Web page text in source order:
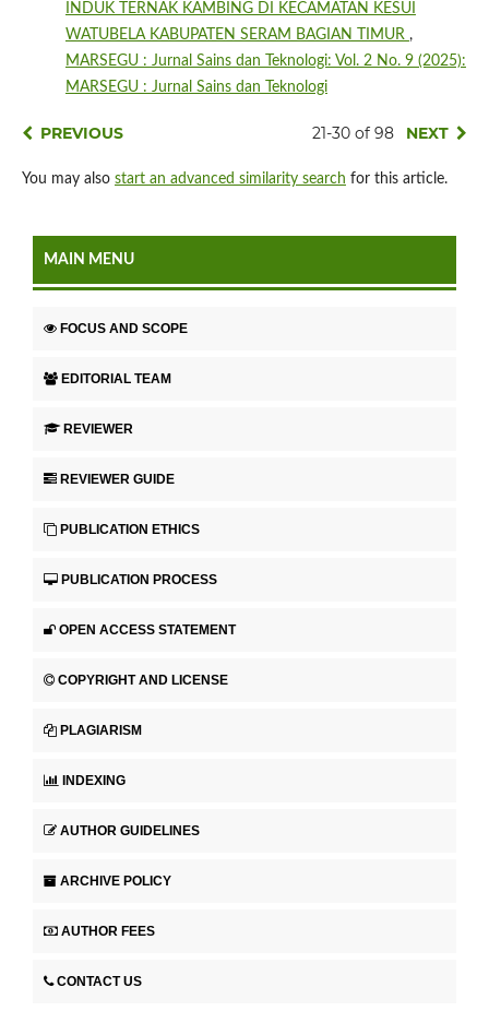
INDUK TERNAK KAMBING DI KECAMATAN KESUI
WATUBELA KABUPATEN SERAM BAGIAN TIMUR ,
MARSEGU : Jurnal Sains dan Teknologi: Vol. 2 No. 9 (2025):
MARSEGU : Jurnal Sains dan Teknologi
PREVIOUS 21-30 of 98 NEXT
You may also start an advanced similarity search for this article.
MAIN MENU
FOCUS AND SCOPE
EDITORIAL TEAM
REVIEWER
REVIEWER GUIDE
PUBLICATION ETHICS
PUBLICATION PROCESS
OPEN ACCESS STATEMENT
COPYRIGHT AND LICENSE
PLAGIARISM
INDEXING
AUTHOR GUIDELINES
ARCHIVE POLICY
AUTHOR FEES
CONTACT US